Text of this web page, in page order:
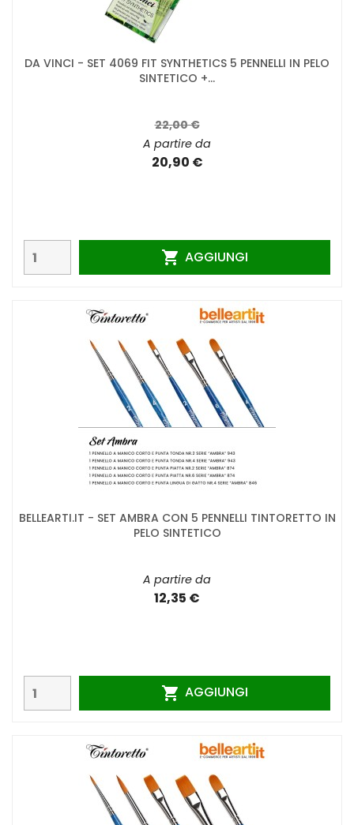
DA VINCI - SET 4069 FIT SYNTHETICS 5 PENNELLI IN PELO
SINTETICO +...
22,00 €
A partire da
20,90 €
 AGGIUNGI
BELLEARTI.IT - SET AMBRA CON 5 PENNELLI TINTORETTO IN
PELO SINTETICO
A partire da
12,35 €
 AGGIUNGI